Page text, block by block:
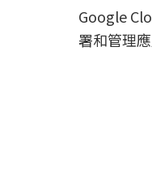
Google
署和管理